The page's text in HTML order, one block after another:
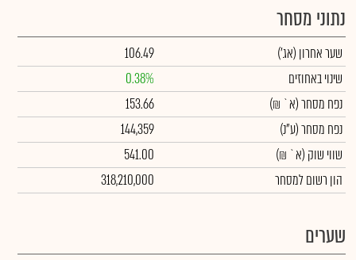
נתוני מסחר
שער אחרון (אג')
106.49
שינוי באחוזים
0.38%
נפח מסחר(א` ₪)
153.66
נפח מסחר(ע"נ)
144,359
שווי שוק (א` ₪)
541.00
הון רשום למסחר
318,210,000
שערים